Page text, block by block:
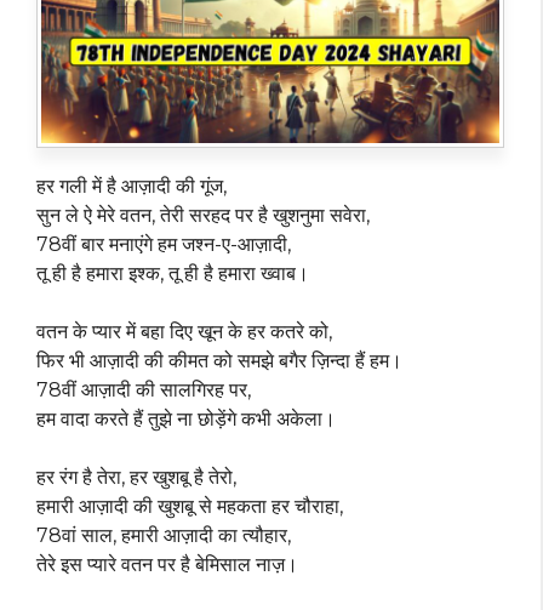
हर गली में है आज़ादी की गूंज,
सुन ले ऐ मेरे वतन, तेरी सरहद पर है खुशनुमा सवेरा,
78वीं बार मनाएंगे हम जश्न-ए-आज़ादी,
तू ही है हमारा इश्क, तू ही है हमारा ख्वाब।
वतन के प्यार में बहा दिए खून के हर कतरे को,
फिर भी आज़ादी की कीमत को समझे बगैर ज़िन्दा हैं हम।
78वीं आज़ादी की सालगिरह पर,
हम वादा करते हैं तुझे ना छोड़ेंगे कभी अकेला।
हर रंग है तेरा, हर खुशबू है तेरो,
हमारी आज़ादी की खुशबू से महकता हर चौराहा,
78वां साल, हमारी आज़ादी का त्यौहार,
तेरे इस प्यारे वतन पर है बेमिसाल नाज़।